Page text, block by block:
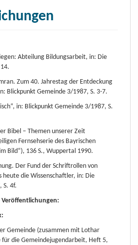
Abteilung Bildungsarbeit, in: Die
Zum 40. Jahrestag der Entdeckung
Blickpunkt Gemeinde 3/1987, S. 3-7.
in: Blickpunkt Gemeinde 3/1987, S.
Bibel – Themen unserer Zeit
Fernsehserie des Bayrischen
Bild“), 136 S., Wuppertal 1990.
Der Fund der Schriftrollen von
heute die Wissenschaftler, in: Die
S. 4f.
Gemeinde (zusammen mit Lothar
die Gemeindejugendarbeit, Heft 5,